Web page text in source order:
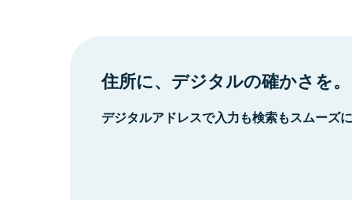
住所に、デジタルの確かさを。
デジタルアドレスで入力も検索もスムーズ